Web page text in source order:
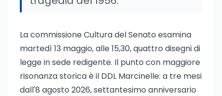
La commissione Cultura del Senato esamina
martedì 13 maggio, alle 15,30, quattro disegni di
legge in sede redigente. Il punto con maggiore
risonanza storica è il DDL Marcinelle: a tre mesi
dall'8 agosto 2026, settantesimo anniversario